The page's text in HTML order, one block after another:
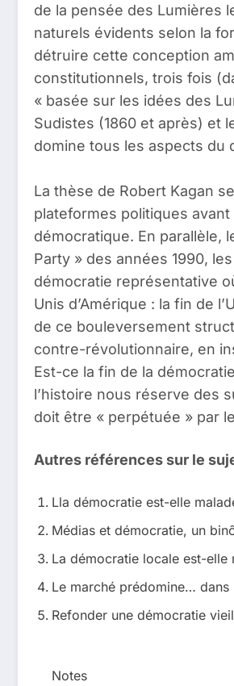
de la pensée des Lumières
naturels évidents selon la
détruire cette conception
constitutionnels, trois fois
« basée sur les idées des
Sudistes (1860 et après) et
domine tous les aspects du
La thèse de Robert Kagan
plateformes politiques
démocratique. En parallèle,
Party » des années 1990,
démocratie représentative
Unis d’Amérique : la fin de
de ce bouleversement
contre-révolutionnaire, en
Est-ce la fin de la
l’histoire nous réserve des
doit être « perpétuée » par
Autres références sur le
Lla démocratie est-elle
Médias et démocratie, un
La démocratie locale est-elle
Le marché prédomine…
Refonder une démocratie
Notes